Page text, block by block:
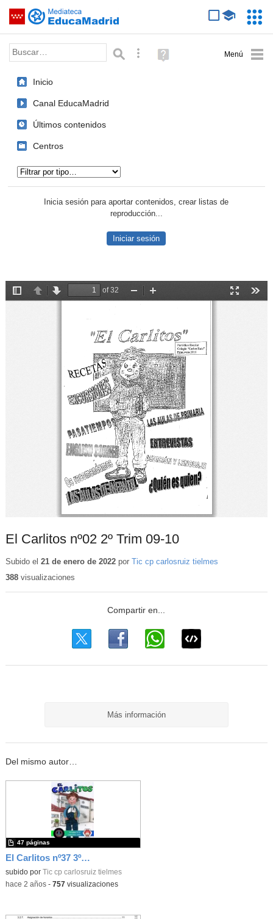
Saltar navegación
Palabra o frase: Búsqueda avanzada
Ayuda
(en
Inicio
Canal EducaMadrid
Últimos contenidos
Centros
Inicia sesión para aportar contenidos, crear listas de
reproducción...
Iniciar sesión
El Carlitos nº02 2º Trim 09-10
Subido el 21 de enero de 2022por Tic cp carlosruiz tielmes
388visualizaciones
Más información
Del mismo autor…
El Carlitos nº37 3ºTrim 22-23
subido por Tic cp carlosruiz tielmes
47 páginas
-hace 2 años- 757visualizaciones